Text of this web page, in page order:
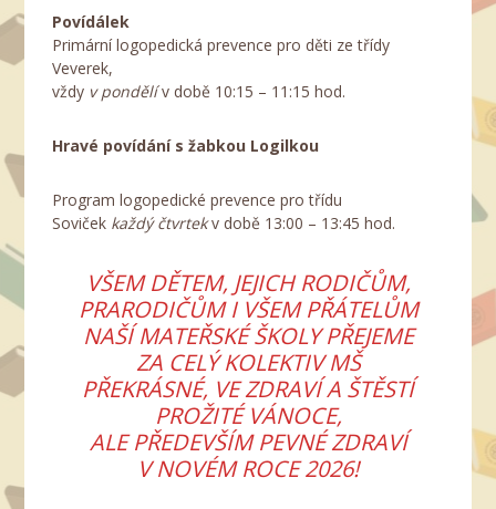
Povídálek
Primární logopedická prevence pro děti ze třídy
Veverek,
vždy v pondělív době 10:15 – 11:15 hod.
Hravé povídání s žabkou Logilkou
Program logopedické prevence pro třídu
Soviček každý čtvrtekv době 13:00 – 13:45 hod.
VŠEM DĚTEM, JEJICH RODIČŮM,
PRARODIČŮM I VŠEM PŘÁTELŮM
NAŠÍ MATEŘSKÉ ŠKOLY PŘEJEME
ZA CELÝ KOLEKTIV MŠ
PŘEKRÁSNÉ, VE ZDRAVÍ A ŠTĚSTÍ
PROŽITÉ VÁNOCE,
ALE PŘEDEVŠÍM PEVNÉ ZDRAVÍ
V NOVÉM ROCE 2026!